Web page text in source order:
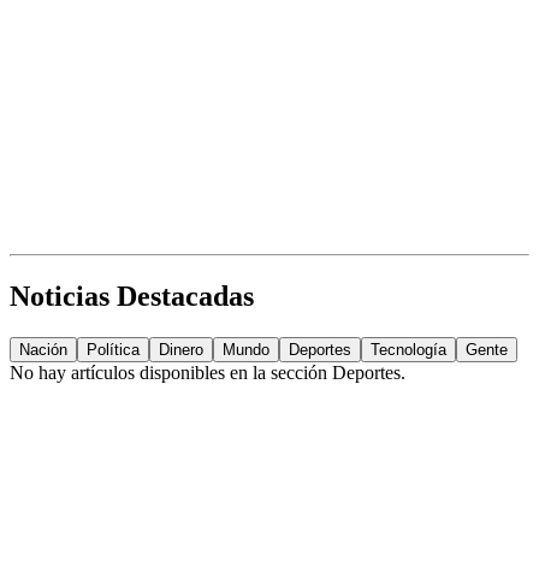
Noticias Destacadas
Nación Política Dinero Mundo Deportes Tecnología Gente
No hay artículos disponibles en la sección Deportes.